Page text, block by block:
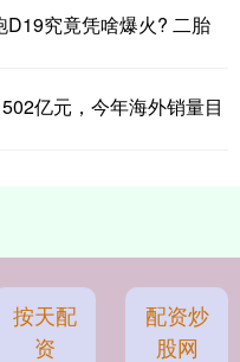
D19究竟凭啥爆火? 二胎
亿元，今年海外销量目
按天配
资
配资炒
股网